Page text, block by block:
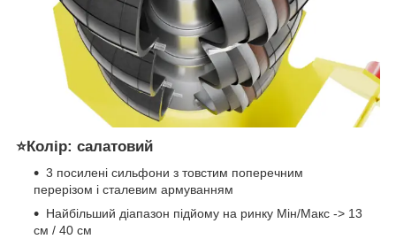
⭐Колір: салатовий
3 посилені сильфони з товстим поперечним
перерізом і сталевим армуванням
Найбільший діапазон підйому на ринку Мін/Макс -> 13
см / 40 см